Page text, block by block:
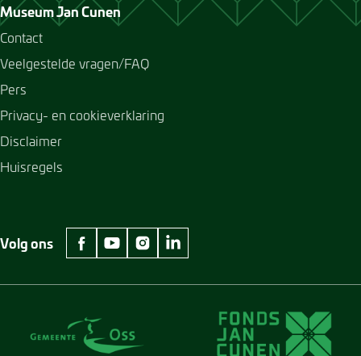
Museum Jan Cunen
Contact
Veelgestelde vragen/FAQ
Pers
Privacy- en cookieverklaring
Disclaimer
Huisregels
Volg ons
facebook Museum Jan Cunen
youtube Museum Jan Cunen
instagram Museum Jan Cunen
linkedin Museum Jan Cunen